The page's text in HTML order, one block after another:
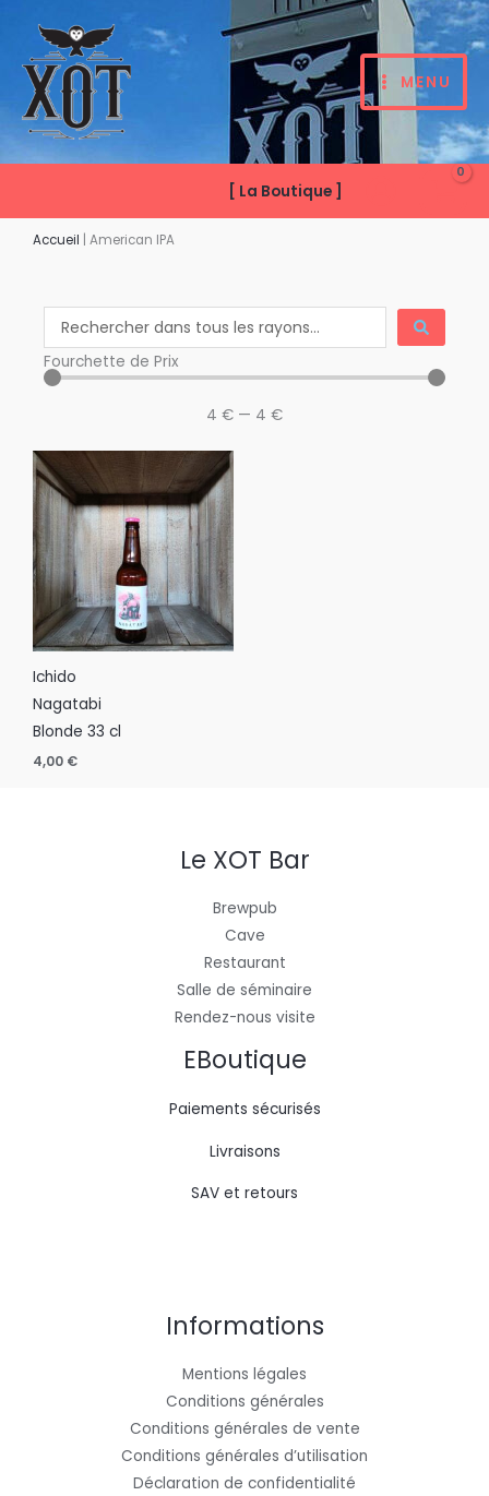
contenu
MENU
[ La Boutique ]
Accueil American IPA
Search
...
Fourchette de Prix
4 € — 4 €
Ichido
Nagatabi
Blonde 33 cl
4,00 €
Le XOT Bar
Brewpub
Cave
Restaurant
Salle de séminaire
Rendez-nous visite
EBoutique
Paiements sécurisés
Livraisons
SAV et retours
Informations
Mentions légales
Conditions générales
Conditions générales de vente
Conditions générales d’utilisation
Déclaration de confidentialité